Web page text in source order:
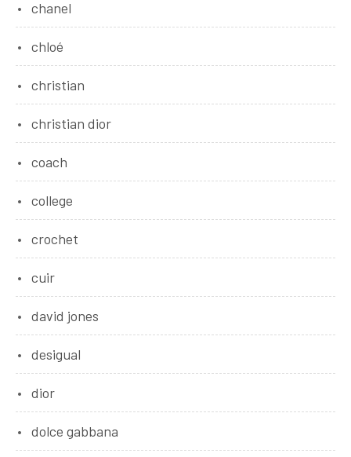
chanel
chloé
christian
christian dior
coach
college
crochet
cuir
david jones
desigual
dior
dolce gabbana